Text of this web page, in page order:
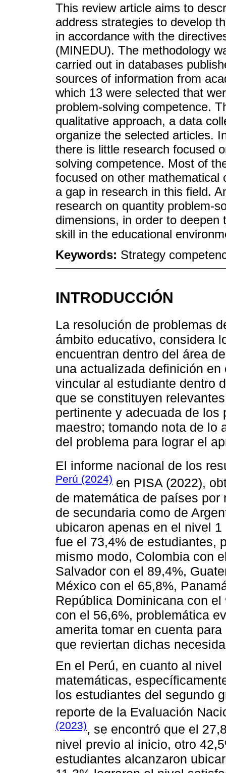
This review article aims to
address strategies to develop
in accordance with the
(MINEDU). The methodology
carried out in databases
sources of information from
which 13 were selected that
problem-solving competence.
qualitative approach, a data
organize the selected articles.
there is little research focused
solving competence. Most of
focused on other mathematical
a gap in research in this field.
research on quantity problem-
dimensions, in order to
skill in the educational
Keywords: Strategy
INTRODUCCIÓN
La resolución de problemas
ámbito educativo, considera
encuentran dentro del área
una actualizada definición
vincular al estudiante dentro
que se constituyen
pertinente y adecuada de
maestro; tomando nota de lo
del problema para lograr el
El informe nacional de los
Perú (2024) en PISA (2022),
de matemática de países
de secundaria como de
ubicaron apenas en el nivel
fue el 73,4% de estudiantes,
mismo modo, Colombia con
Salvador con el 89,4%,
México con el 65,8%,
República Dominicana con
con el 56,6%, problemática
amerita tomar en cuenta
que reviertan dichas
En el Perú, en cuanto al
matemáticas,
los estudiantes del segundo
reporte de la Evaluación
(2023), se encontró que el
nivel previo al inicio, otro
estudiantes alcanzaron